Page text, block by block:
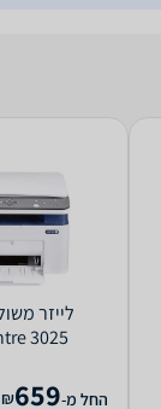
3025
החל מ-659
₪